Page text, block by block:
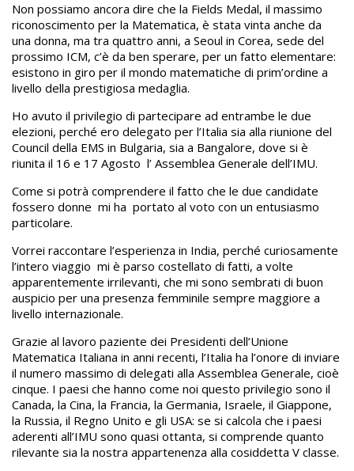
Non possiamo ancora dire che la Fields Medal, il massimo
riconoscimento per la Matematica, è stata vinta anche da
una donna, ma tra quattro anni, a Seoul in Corea, sede del
prossimo ICM, c’è da ben sperare, per un fatto elementare:
esistono in giro per il mondo matematiche di prim’ordine a
livello della prestigiosa medaglia.
Ho avuto il privilegio di partecipare ad entrambe le due
elezioni, perché ero delegato per l’Italia sia alla riunione del
Council della EMS in Bulgaria, sia a Bangalore, dove si è
riunita il 16 e 17 Agosto l’ Assemblea Generale dell’IMU.
Come si potrà comprendere il fatto che le due candidate
fossero donne mi ha portato al voto con un entusiasmo
particolare.
Vorrei raccontare l’esperienza in India, perché curiosamente
l’intero viaggio mi è parso costellato di fatti, a volte
apparentemente irrilevanti, che mi sono sembrati di buon
auspicio per una presenza femminile sempre maggiore a
livello internazionale.
Grazie al lavoro paziente dei Presidenti dell’Unione
Matematica Italiana in anni recenti, l’Italia ha l’onore di inviare
il numero massimo di delegati alla Assemblea Generale, cioè
cinque. I paesi che hanno come noi questo privilegio sono il
Canada, la Cina, la Francia, la Germania, Israele, il Giappone,
la Russia, il Regno Unito e gli USA: se si calcola che i paesi
aderenti all’IMU sono quasi ottanta, si comprende quanto
rilevante sia la nostra appartenenza alla cosiddetta V classe.